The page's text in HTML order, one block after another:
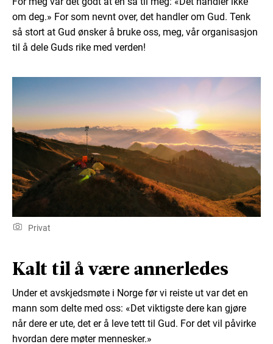
om deg.» For som nevnt over, det handler om Gud. Tenk
så stort at Gud ønsker å bruke oss, meg, vår organisasjon
til å dele Guds rike med verden!
Privat
Kalt til å være annerledes
Under et avskjedsmøte i Norge før vi reiste ut var det en
mann som delte med oss: «Det viktigste dere kan gjøre
når dere er ute, det er å leve tett til Gud. For det vil påvirke
hvordan dere møter mennesker.»